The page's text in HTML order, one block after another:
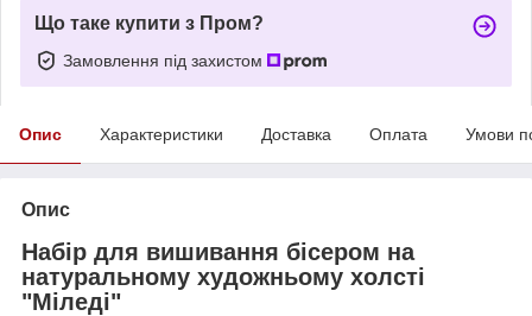
Що таке купити з Пром?
Замовлення під захистом
Опис Характеристики Доставка Оплата Умови
Опис
Набір для вишивання бісером на
натуральному художньому холсті
"Міледі"